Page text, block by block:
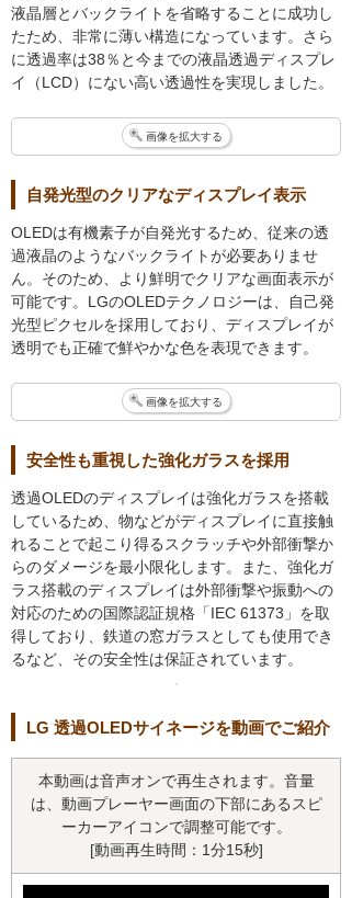
液晶層とバックライトを省略することに成功し
たため、非常に薄い構造になっています。さら
に透過率は38％と今までの液晶透過ディスプレ
イ（LCD）にない高い透過性を実現しました。
画像を拡大する
自発光型のクリアなディスプレイ表示
OLEDは有機素子が自発光するため、従来の透
過液晶のようなバックライトが必要ありませ
ん。そのため、より鮮明でクリアな画面表示が
可能です。LGのOLEDテクノロジーは、自己発
光型ピクセルを採用しており、ディスプレイが
透明でも正確で鮮やかな色を表現できます。
画像を拡大する
安全性も重視した強化ガラスを採用
透過OLEDのディスプレイは強化ガラスを搭載
しているため、物などがディスプレイに直接触
れることで起こり得るスクラッチや外部衝撃か
らのダメージを最小限化します。また、強化ガ
ラス搭載のディスプレイは外部衝撃や振動への
対応のための国際認証規格「IEC 61373」を取
得しており、鉄道の窓ガラスとしても使用でき
るなど、その安全性は保証されています。
LG 透過OLEDサイネージを動画でご紹介
本動画は音声オンで再生されます。音量
は、動画プレーヤー画面の下部にあるスピ
ーカーアイコンで調整可能です。
[動画再生時間：1分15秒]